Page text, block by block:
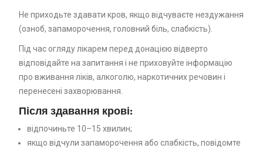
Не приходьте здавати кров, якщо відчуваєте нездужання
(озноб, запаморочення, головний біль, слабкість).
Під час огляду лікарем перед донацією відверто
відповідайте на запитання і не приховуйте інформацію
про вживання ліків, алкоголю, наркотичних речовин і
перенесені захворювання.
Після здавання крові:
відпочиньте 10–15 хвилин;
якщо відчули запаморочення або слабкість, повідомте